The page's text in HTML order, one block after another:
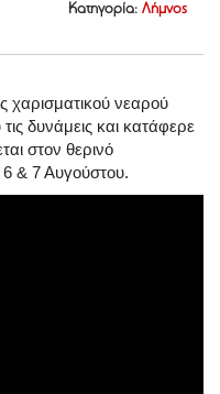
Κατηγορία: Λήμνος
χαρισματικού νεαρού
δυνάμεις και κατάφερε
στον θερινό
& 7 Αυγούστου.